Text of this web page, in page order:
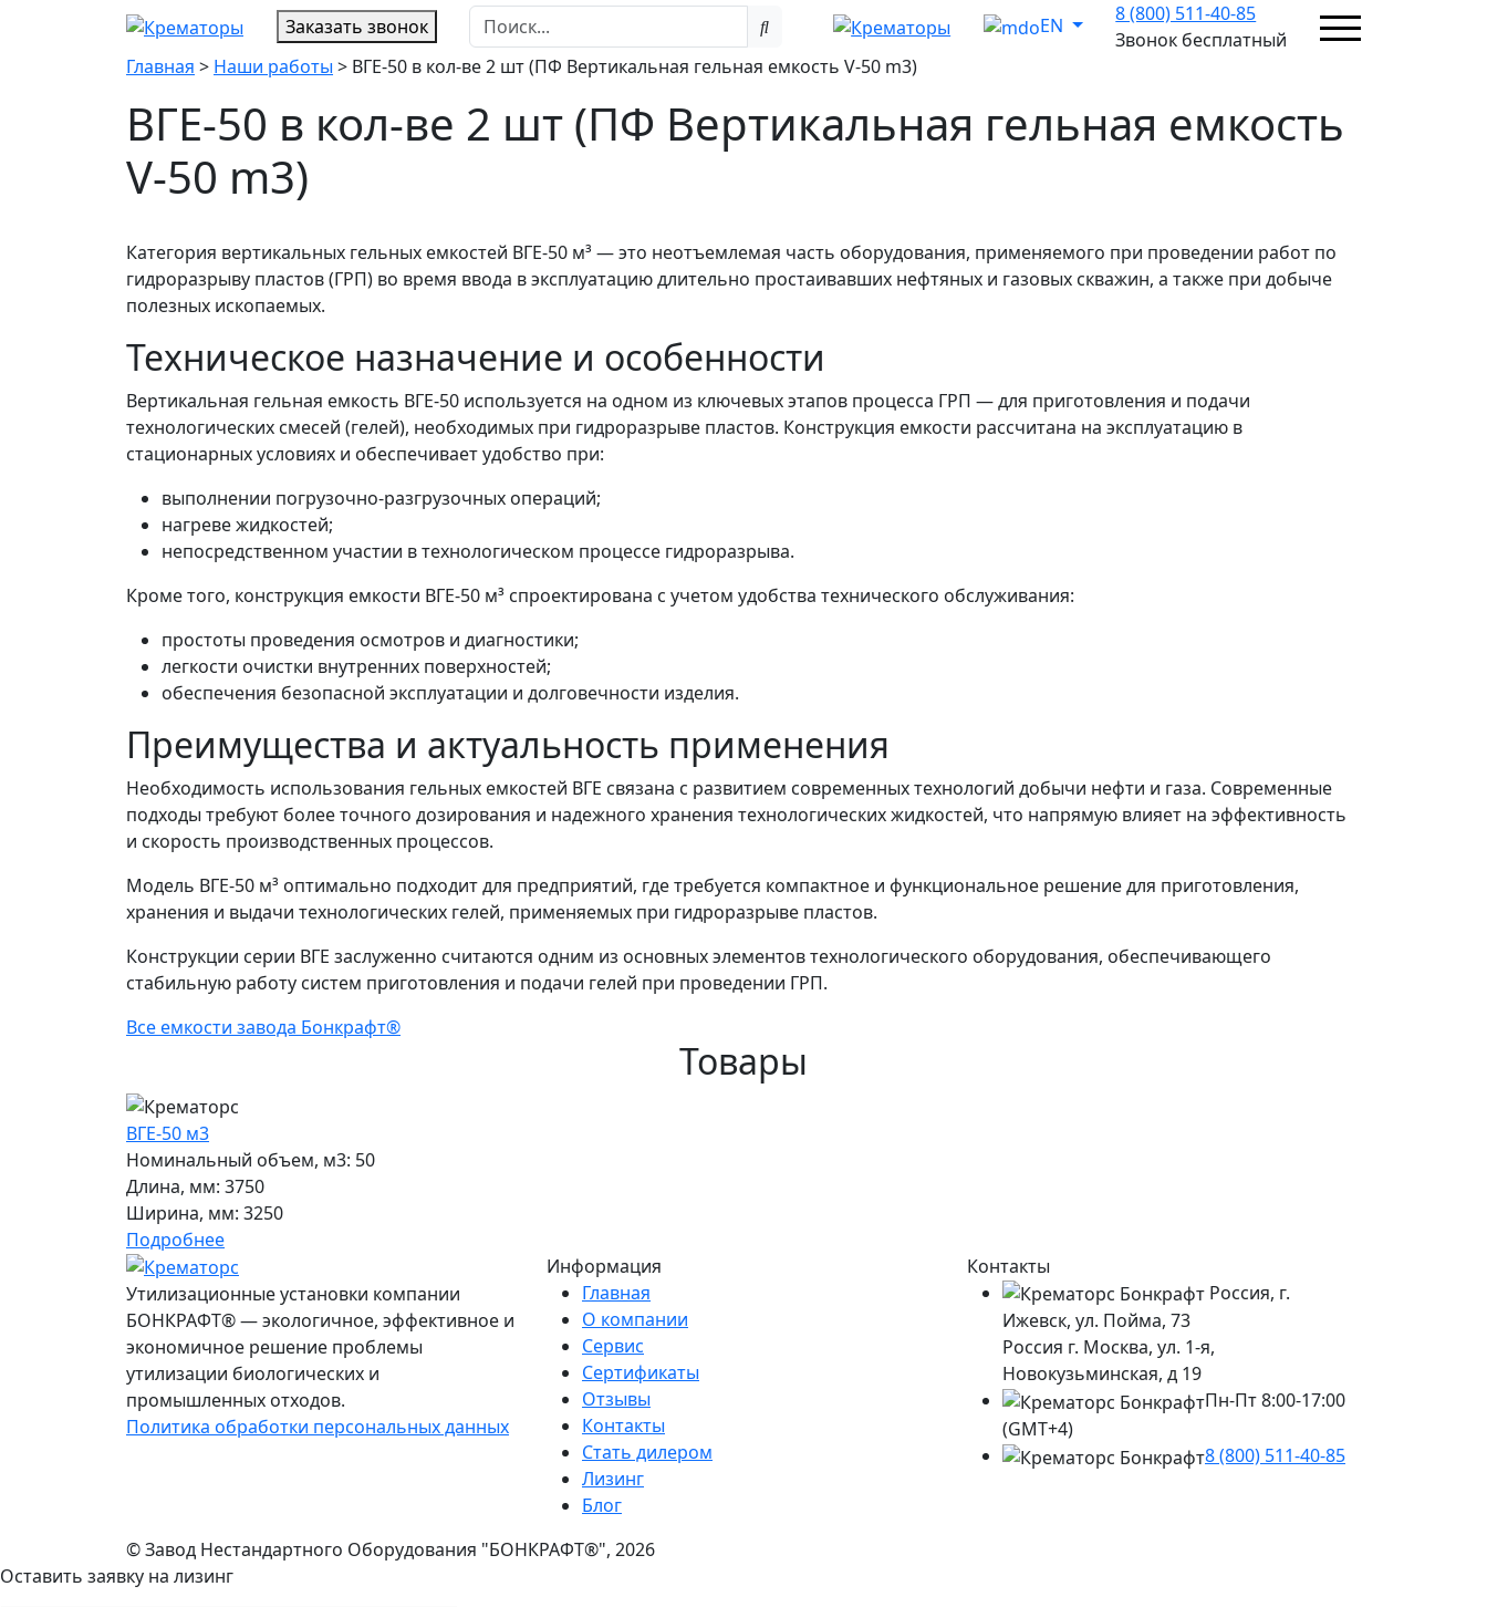
Заказать звонок EN
8 (800) 511-40-85
Звонок бесплатный
Главная > Наши работы > ВГЕ-50 в кол-ве 2 шт (ПФ Вертикальная гельная емкость V-50 m3)
ВГЕ-50 в кол-ве 2 шт (ПФ Вертикальная гельная емкость
V-50 m3)
Категория вертикальных гельных емкостей ВГЕ-50 м³ — это неотъемлемая часть оборудования, применяемого при проведении работ по
гидроразрыву пластов (ГРП) во время ввода в эксплуатацию длительно простаивавших нефтяных и газовых скважин, а также при добыче
полезных ископаемых.
Техническое назначение и особенности
Вертикальная гельная емкость ВГЕ-50 используется на одном из ключевых этапов процесса ГРП — для приготовления и подачи
технологических смесей (гелей), необходимых при гидроразрыве пластов. Конструкция емкости рассчитана на эксплуатацию в
стационарных условиях и обеспечивает удобство при:
выполнении погрузочно-разгрузочных операций;
нагреве жидкостей;
непосредственном участии в технологическом процессе гидроразрыва.
Кроме того, конструкция емкости ВГЕ-50 м³ спроектирована с учетом удобства технического обслуживания:
простоты проведения осмотров и диагностики;
легкости очистки внутренних поверхностей;
обеспечения безопасной эксплуатации и долговечности изделия.
Преимущества и актуальность применения
Необходимость использования гельных емкостей ВГЕ связана с развитием современных технологий добычи нефти и газа. Современные
подходы требуют более точного дозирования и надежного хранения технологических жидкостей, что напрямую влияет на эффективность
и скорость производственных процессов.
Модель ВГЕ-50 м³ оптимально подходит для предприятий, где требуется компактное и функциональное решение для приготовления,
хранения и выдачи технологических гелей, применяемых при гидроразрыве пластов.
Конструкции серии ВГЕ заслуженно считаются одним из основных элементов технологического оборудования, обеспечивающего
стабильную работу систем приготовления и подачи гелей при проведении ГРП.
Все емкости завода Бонкрафт®
Товары
ВГЕ-50 м3
Номинальный объем, м3: 50
Длина, мм: 3750
Ширина, мм: 3250
Подробнее
Утилизационные установки компании
БОНКРАФТ® — экологичное, эффективное и
экономичное решение проблемы
утилизации биологических и
промышленных отходов.
Политика обработки персональных данных
Информация
Главная
О компании
Сервис
Сертификаты
Отзывы
Контакты
Стать дилером
Лизинг
Блог
Контакты
Россия, г.
Ижевск, ул. Пойма, 73
Россия г. Москва, ул. 1-я,
Новокузьминская, д 19
Пн-Пт 8:00-17:00
(GMT+4)
8 (800) 511-40-85
© Завод Нестандартного Оборудования "БОНКРАФТ®", 2026
Оставить заявку на лизинг